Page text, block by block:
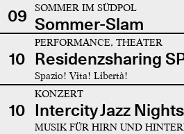
09
SOMMER IM SÜDPOL
Sommer-Slam
10
PERFORMANCE, THEATER
Residenzsharing
Spazio! Vita! Libertà!
10
KONZERT
Intercity Jazz Nights
MUSIK FÜR HIRN UND